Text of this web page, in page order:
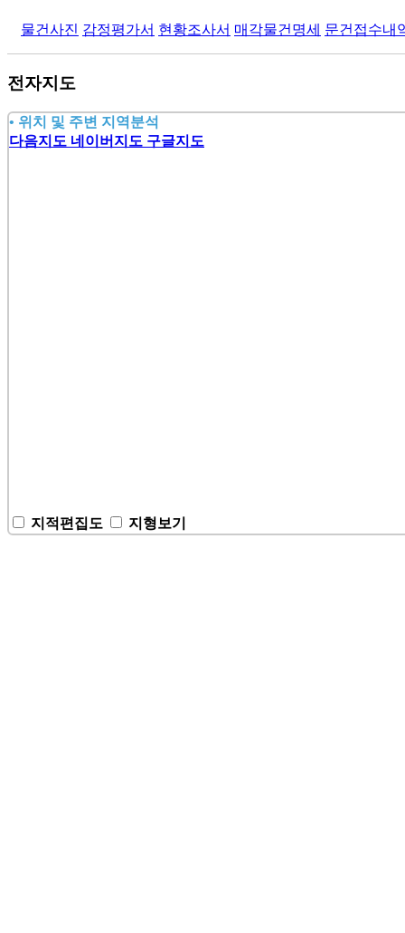
물건사진 감정평가서 현황조사서 매각물건명세 문건접수내
전자지도
• 위치 및 주변 지역분석
다음지도 네이버지도 구글지도
지적편집도 지형보기